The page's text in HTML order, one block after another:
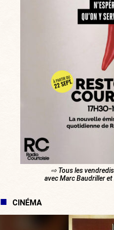
⇨ Tous les
avec Marc Baudriller
CINÉMA